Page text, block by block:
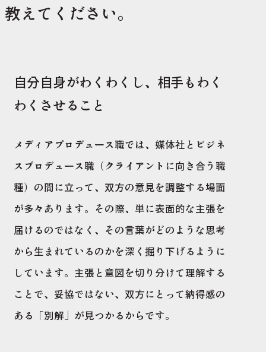
教えてください。
自分自身がわくわくし、相手もわく
わくさせること
メディアプロデュース職では、媒体社とビジネ
スプロデュース職（クライアントに向き合う職
種）の間に立って、双方の意見を調整する場面
が多々あります。その際、単に表面的な主張を
届けるのではなく、その言葉がどのような思考
から生まれているのかを深く掘り下げるように
しています。主張と意図を切り分けて理解する
ことで、妥協ではない、双方にとって納得感の
ある「別解」が見つかるからです。